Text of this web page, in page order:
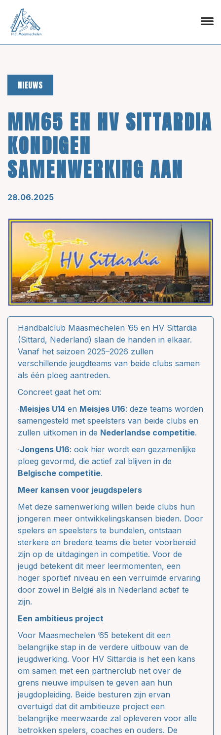
NIEUWS
MM65 EN HV SITTARDIA
KONDIGEN
SAMENWERKING AAN
28.06.2025
Handbalclub Maasmechelen ’65 en HV Sittardia
(Sittard, Nederland) slaan de handen in elkaar.
Vanaf het seizoen 2025–2026 zullen
verschillende jeugdteams van beide clubs samen
als één ploeg aantreden.
Concreet gaat het om:
∙Meisjes U14 en Meisjes U16: deze teams worden
samengesteld met speelsters van beide clubs en
zullen uitkomen in de Nederlandse competitie.
∙Jongens U16: ook hier wordt een gezamenlijke
ploeg gevormd, die actief zal blijven in de
Belgische competitie.
Meer kansen voor jeugdspelers
Met deze samenwerking willen beide clubs hun
jongeren meer ontwikkelingskansen bieden. Door
spelers en speelsters te bundelen, ontstaan
sterkere en bredere teams die beter voorbereid
zijn op de uitdagingen in competitie. Voor de
jeugd betekent dit meer leermomenten, een
hoger sportief niveau en een verruimde ervaring
door zowel in België als in Nederland actief te
zijn.
Een ambitieus project
Voor Maasmechelen ’65 betekent dit een
belangrijke stap in de verdere uitbouw van de
jeugdwerking. Voor HV Sittardia is het een kans
om samen met een partnerclub net over de
grens nieuwe impulsen te geven aan hun
jeugdopleiding. Beide besturen zijn ervan
overtuigd dat dit ambitieuze project een
belangrijke meerwaarde zal opleveren voor alle
betrokken spelers, coaches en ouders. De